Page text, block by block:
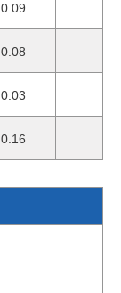
0.09
0.08
0.03
0.16